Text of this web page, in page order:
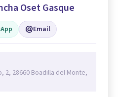
Oset Gasque
Email
2, 28660 Boadilla del Monte,